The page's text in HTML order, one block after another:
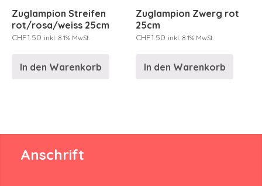
Zuglampion Streifen
rot/rosa/weiss 25cm
CHF1.50 inkl. 8.1% MwSt.
In den Warenkorb
Zuglampion Zwerg rot
25cm
CHF1.50 inkl. 8.1% MwSt.
In den Warenkorb
Anschrift